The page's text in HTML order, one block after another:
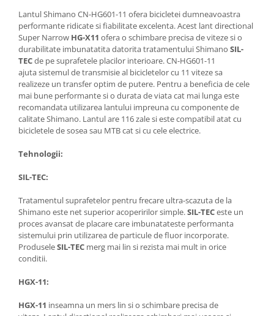
Lantul Shimano CN-HG601-11 ofera bicicletei dumneavoastra
performante ridicate si fiabilitate excelenta. Acest lant directional
Super Narrow HG-X11 ofera o schimbare precisa de viteze si o
durabilitate imbunatatita datorita tratamentului Shimano SIL-
TECde pe suprafetele placilor interioare. CN-HG601-11
ajuta sistemul de transmisie al bicicletelor cu 11 viteze sa
realizeze un transfer optim de putere. Pentru a beneficia de cele
mai bune performante si o durata de viata cat mai lunga este
recomandata utilizarea lantului impreuna cu componente de
calitate Shimano. Lantul are 116 zale si este compatibil atat cu
bicicletele de sosea sau MTB cat si cu cele electrice.
Tehnologii:
SIL-TEC:
Tratamentul suprafetelor pentru frecare ultra-scazuta de la
Shimano este net superior acoperirilor simple.SIL-TECeste un
proces avansat de placare care imbunatateste performanta
sistemului prin utilizarea de particule de fluor incorporate.
ProduseleSIL-TEC merg mai lin si rezista mai mult in orice
conditii.
HGX-11:
HGX-11 inseamna un mers lin si o schimbare precisa de